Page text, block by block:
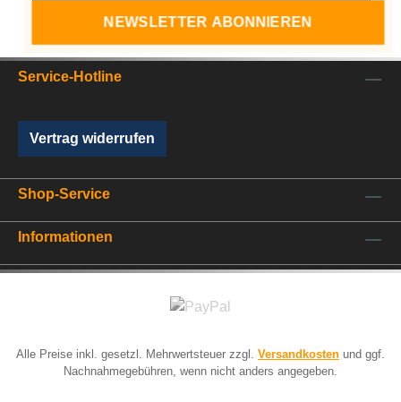
NEWSLETTER ABONNIEREN
Service-Hotline
Vertrag widerrufen
Shop-Service
Informationen
Alle Preise inkl. gesetzl. Mehrwertsteuer zzgl. Versandkosten und ggf.
Nachnahmegebühren, wenn nicht anders angegeben.